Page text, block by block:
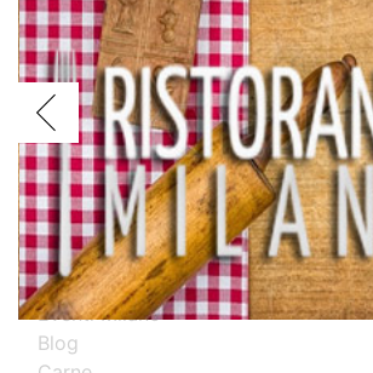
Giapponesi Spagnoli
Calabresi Campani Emiliani
Milanesi Piemontesi
Toscani
Prova i nostri migliori ristoranti
Eventi Milano
Blog